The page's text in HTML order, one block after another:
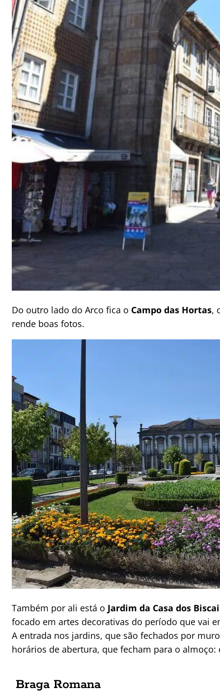
Do outro lado do Arco fica o Campo das Hortas,
rende boas fotos.
Também por ali está o Jardim da Casa dos
focado em artes decorativas do período que vai
A entrada nos jardins, que são fechados por
horários de abertura, que fecham para o almoço:
Braga Romana